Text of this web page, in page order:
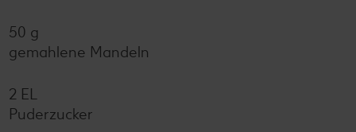
50 g
gemahlene Mandeln
2 EL
Puderzucker